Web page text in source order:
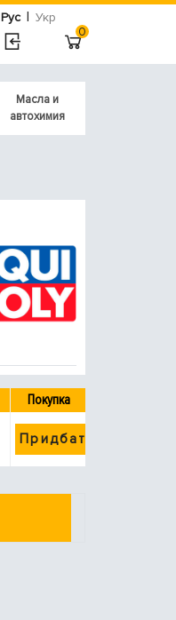
Рус | Укр
0
Масла и
автохимия
Покупка
Придбати